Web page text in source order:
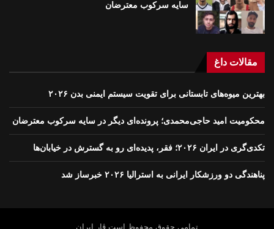
سایه سرکوب معترضان
مقالات داغ
بهترین میوه‌های تابستانی برای تقویت سیستم ایمنی بدن ۲۰۲۶
محکومیت امید حاجی‌محمدی؛ پرونده‌ای دیگر در سایه سرکوب معترضان
تکدی‌گری در ایران ۲۰۲۶؛ فقر، پدیده‌ای رو به گسترش در خیابان‌ها
پناهندگی دو ورزشکار ایرانی به استرالیا ۲۰۲۶ خبرساز شد
تمامی حقوق محفوظ است ڤار ايران